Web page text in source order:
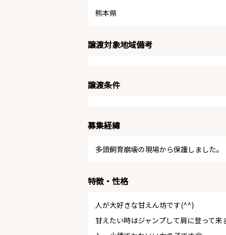
熊本県
譲渡対象地域備考
譲渡条件
募集経緯
多頭飼育崩壊の現場から保護しました。
特徴・性格
人が大好きな甘えん坊です(^^)
甘えたい時はジャンプして肩に登って